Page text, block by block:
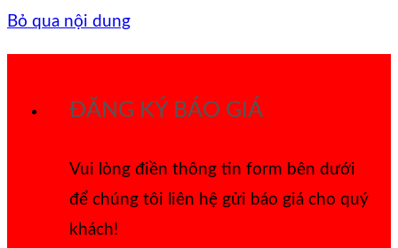
Bỏ qua nội dung
ĐĂNG KÝ BÁO GIÁ
Vui lòng điền thông tin form bên dưới
để chúng tôi liên hệ gửi báo giá cho quý
khách!